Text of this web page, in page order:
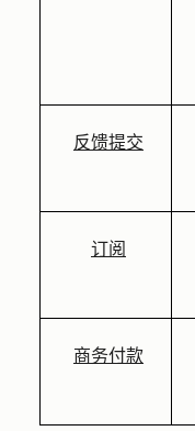
反馈提交
订阅
商务付款